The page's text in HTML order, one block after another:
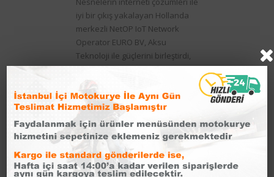
iyi bir çıkış yakalayan Hollanda
merkezli NetOP IoT Network
Operator EURO BV, Aksu
Teknoloji ile güçlerini birleştirdi,
Aksu Teknoloji bundan sonra
Aksu by Netop markası ile yola
devam edecek,
01 Ekim 2019